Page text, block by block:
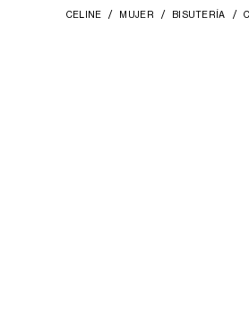
CELINE MUJER BISUTERÍA